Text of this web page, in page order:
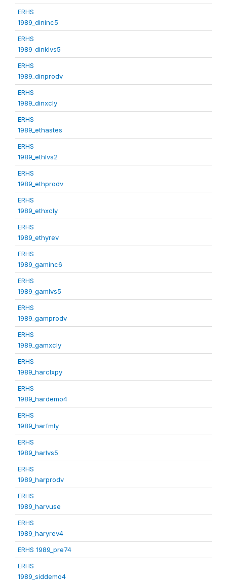
ERHS
1989_dininc5
ERHS
1989_dinklvs5
ERHS
1989_dinprodv
ERHS
1989_dinxcly
ERHS
1989_ethastes
ERHS
1989_ethlvs2
ERHS
1989_ethprodv
ERHS
1989_ethxcly
ERHS
1989_ethyrev
ERHS
1989_gaminc6
ERHS
1989_gamlvs5
ERHS
1989_gamprodv
ERHS
1989_gamxcly
ERHS
1989_harclxpy
ERHS
1989_hardemo4
ERHS
1989_harfmly
ERHS
1989_harlvs5
ERHS
1989_harprodv
ERHS
1989_harvuse
ERHS
1989_haryrev4
ERHS 1989_pre74
ERHS
1989_siddemo4